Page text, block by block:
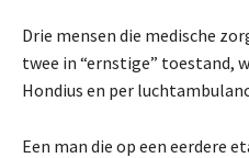
Drie mensen die medische
twee in “ernstige” toestand,
Hondius en per
Een man die op een eerdere